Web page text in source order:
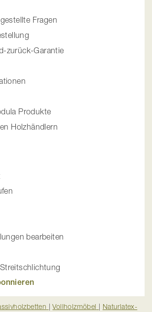
Fragen
zurück-Garantie
Produkte
Holzhändlern
bearbeiten
|Vollholzmöbel | Naturlatex-